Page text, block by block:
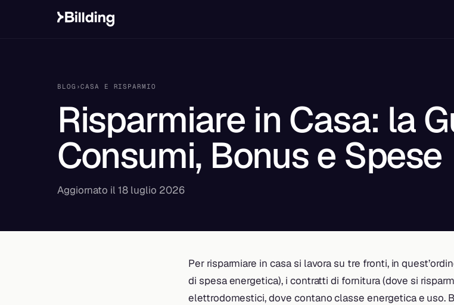
BLOG ›CASA E RISPARMIO
Risparmiare in Casa: la
Consumi, Bonus e Spese
Aggiornato il 18 luglio 2026
Per risparmiare in casa si lavora su tre fronti, in
di spesa energetica), i contratti di fornitura (dove si
elettrodomestici, dove contano classe energetica e uso.